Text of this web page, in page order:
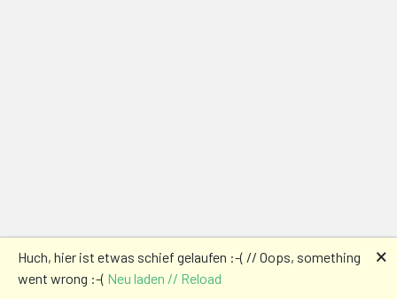
Huch, hier ist etwas schief gelaufen :-( // Oops, something
went wrong :-( Neu laden // Reload
🗙